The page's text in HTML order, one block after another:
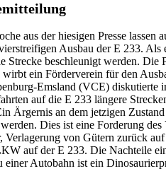
aus der hiesigen Presse
Ausbau der E 233.
beschleunigt werden.
ein Förderverein für den
Emsland (VCE) diskutierte
auf die E 233 längere
Ärgernis an dem jetzigen
Dies ist eine Forderung
von Gütern zurück
auf der E 233. Die Nachteile
Autobahn ist ein